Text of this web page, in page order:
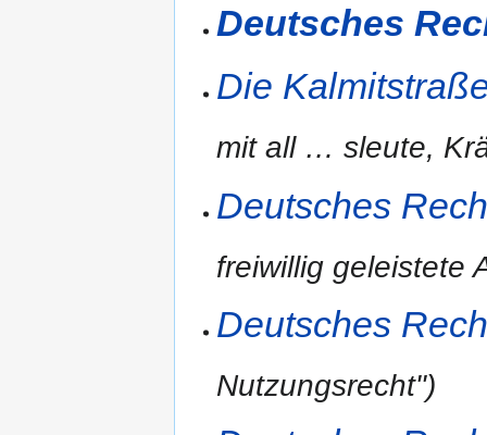
Deutsches
Die
mit all …sleute,
Deutsches
freiwillig geleistete
Deutsches
Nutzungsrecht")